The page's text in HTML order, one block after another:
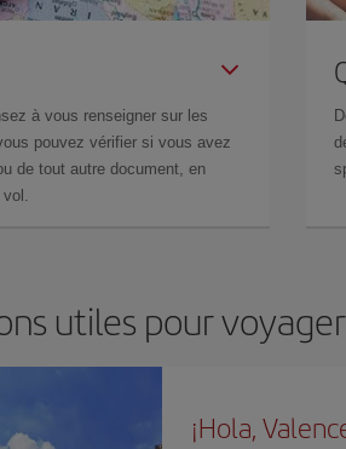
à vous renseigner sur les
pouvez vérifier si vous avez
de tout autre document, en
vol.
utiles pour
¡Hola,